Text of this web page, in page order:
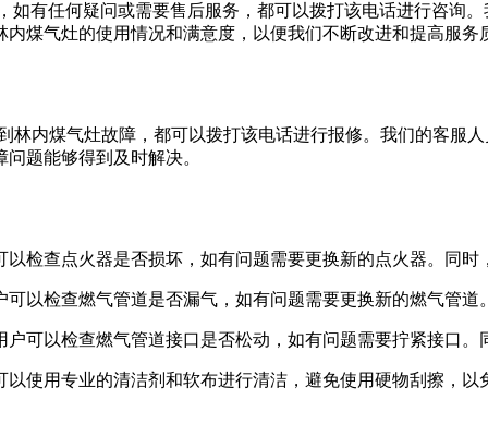
如有任何疑问或需要售后服务，都可以拨打该电话进行咨询
煤气灶的使用情况和满意度，以便我们不断改进和提高服务
林内煤气灶故障，都可以拨打该电话进行报修。我们的客服
题能够得到及时解决。
检查点火器是否损坏，如有问题需要更换新的点火器。同
以检查燃气管道是否漏气，如有问题需要更换新的燃气管
可以检查燃气管道接口是否松动，如有问题需要拧紧接口
使用专业的清洁剂和软布进行清洁，避免使用硬物刮擦，以